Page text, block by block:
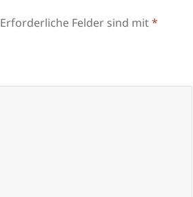
Erforderliche Felder sind mit*